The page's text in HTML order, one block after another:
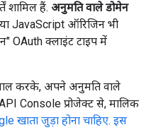
शामिल हैं. अनुमति वाले डोमेन
JavaScript ऑरिजिन भी
OAuth क्लाइंट टाइप में
करके, अपने अनुमति वाले
Console प्रोजेक्ट से, मालिक
खाता जुड़ा होना चाहिए. इस